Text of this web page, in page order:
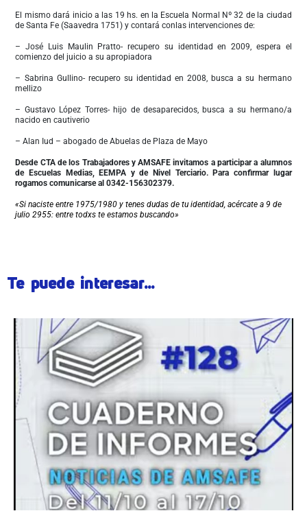
El mismo dará inicio a las 19 hs. en la Escuela Normal Nº 32 de la ciudad
de Santa Fe (Saavedra 1751) y contará conlas intervenciones de:
– José Luis Maulin Pratto- recupero su identidad en 2009, espera el
comienzo del juicio a su apropiadora
– Sabrina Gullino- recupero su identidad en 2008, busca a su hermano
mellizo
– Gustavo López Torres- hijo de desaparecidos, busca a su hermano/a
nacido en cautiverio
– Alan Iud – abogado de Abuelas de Plaza de Mayo
Desde CTA de los Trabajadores y AMSAFE invitamos a participar a alumnos
de Escuelas Medias, EEMPA y de Nivel Terciario. Para confirmar lugar
rogamos comunicarse al 0342-156302379.
«Si naciste entre 1975/1980 y tenes dudas de tu identidad, acércate a 9 de
julio 2955: entre todxs te estamos buscando»
Te puede interesar...